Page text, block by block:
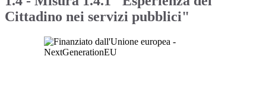
Cittadino nei servizi pubblici"